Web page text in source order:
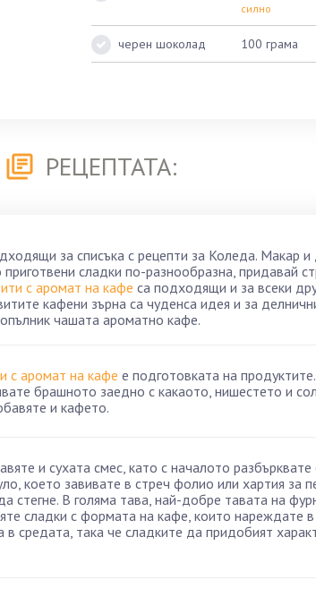
силно
черен шоколад 100 грама
РЕЦЕПТАТА:
за списъка с рецепти за Коледа. Макар и
сладки по-разнообразна, придавай
с аромат на кафе са подходящи и за всеки
кафени зърна са чуденса идея и за
чашата ароматно кафе.
с аромат на кафе е подготовката на
брашното заедно с какаото, нишестето и
и кафето.
и сухата смес, като с началото
което завивате в стреч фолио или хартия за
стегне. В голяма тава, най-добре тавата на
сладки с формата на кафе, които нареждате
в средата, така че сладките да придобият